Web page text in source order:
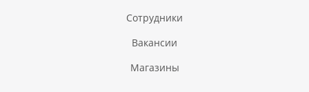
Сотрудники
Вакансии
Магазины